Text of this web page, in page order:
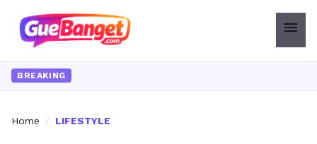
menu
BREAKING
Home / LIFESTYLE